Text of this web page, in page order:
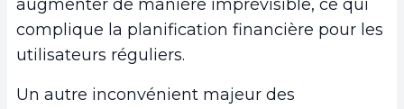
augmenter de manière imprévisible, ce qui
complique la planification financière pour les
utilisateurs réguliers.
Un autre inconvénient majeur des